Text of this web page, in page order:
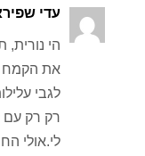
עדי
הי נורית,
את הקמח
לגבי
רק רק עם
לי.אולי